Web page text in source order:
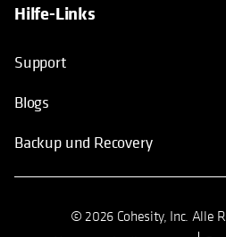
Hilfe-Links
Support
Blogs
Backup und Recovery
© 2026 Cohesity, Inc. Alle